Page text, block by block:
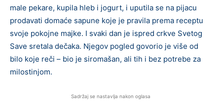
male pekare, kupila hleb i jogurt, i uputila se na pijacu
prodavati domaće sapune koje je pravila prema receptu
svoje pokojne majke. I svaki dan je ispred crkve Svetog
Save sretala dečaka. Njegov pogled govorio je više od
bilo koje reči – bio je siromašan, ali tih i bez potrebe za
milostinjom.
Sadržaj se nastavlja nakon oglasa